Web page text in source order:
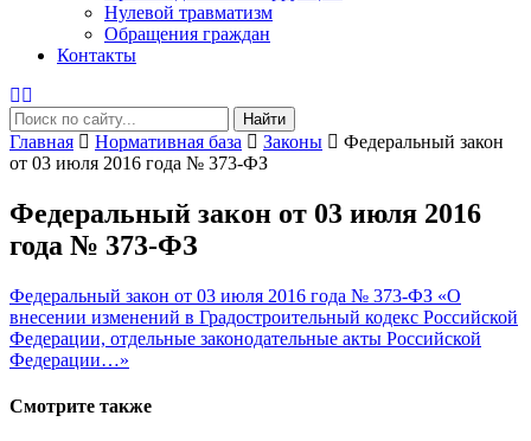
Нулевой травматизм
Обращения граждан
Контакты
Найти
Главная Нормативная база Законы
Федеральный закон
от 03 июля 2016 года № 373-ФЗ
Федеральный закон от 03 июля 2016
года № 373-ФЗ
Федеральный закон от 03 июля 2016 года № 373-ФЗ «О
внесении изменений в Градостроительный кодекс Российской
Федерации, отдельные законодательные акты Российской
Федерации…»
Смотрите также